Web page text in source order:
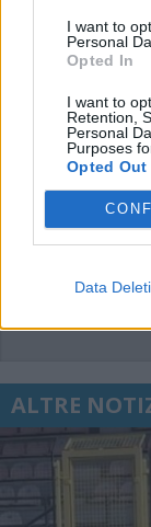
I want to
Personal
Opted In
I want to
Retention,
Personal
Purposes
Opted Out
Data
ALTRE